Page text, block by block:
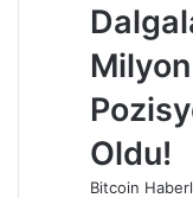
Oldu!
Bitcoin